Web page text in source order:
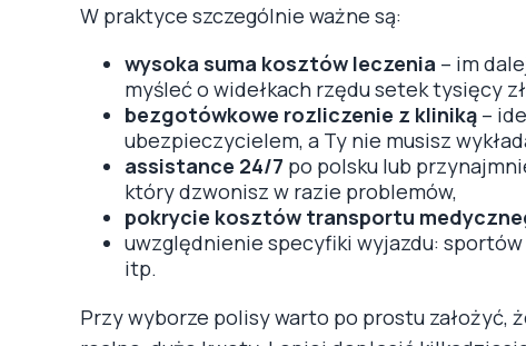
W praktyce szczególnie ważne są:
wysoka suma kosztów leczenia – im
myśleć o widełkach rzędu setek tysięcy
bezgotówkowe rozliczenie z kliniką –
ubezpieczycielem, a Ty nie musisz
assistance 24/7 po polsku lub
który dzwonisz w razie problemów,
pokrycie kosztów transportu
uwzględnienie specyfiki wyjazdu:
itp.
Przy wyborze polisy warto po prostu założyć,